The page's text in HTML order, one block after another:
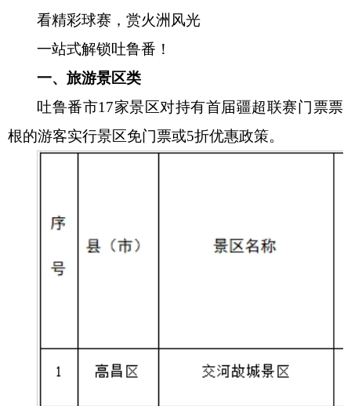
看精彩球赛，赏火洲风光
一站式解锁吐鲁番！
一、旅游景区类
吐鲁番市17家景区对持有首届疆超联赛门票票
根的游客实行景区免门票或5折优惠政策。